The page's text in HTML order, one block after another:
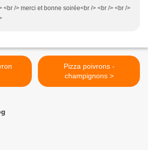
<br /> merci et bonne soirée<br /> <br /> <br />
Pizza poivrons -
champignons >